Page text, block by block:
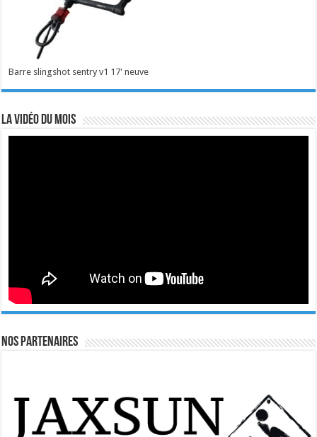
Barre slingshot sentry v1 17' neuve
La vidéo du mois
Nos Partenaires